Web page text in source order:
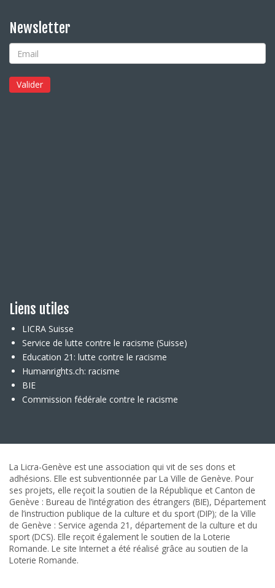
Newsletter
Liens utiles
LICRA Suisse
Service de lutte contre le racisme (Suisse)
Education 21: lutte contre le racisme
Humanrights.ch: racisme
BIE
Commission fédérale contre le racisme
La Licra-Genève est une association qui vit de ses dons et
adhésions. Elle est subventionnée par La Ville de Genève. Pour
ses projets, elle reçoit la soutien de la République et Canton de
Genève : Bureau de l’intégration des étrangers (BIE), Département
de l’instruction publique de la culture et du sport (DIP); de la Ville
de Genève : Service agenda 21, département de la culture et du
sport (DCS). Elle reçoit également le soutien de la Loterie
Romande. Le site Internet a été réalisé grâce au soutien de la
Loterie Romande.